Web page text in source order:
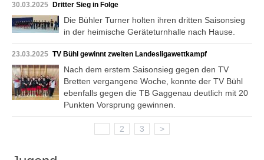
30.03.2025 Dritter Sieg in Folge
Die Bühler Turner holten ihren dritten Saisonsieg
in der heimische Geräteturnhalle nach Hause.
23.03.2025 TV Bühl gewinnt zweiten Landesligawettkampf
Nach dem erstem Saisonsieg gegen den TV
Bretten vergangene Woche, konnte der TV Bühl
ebenfalls gegen die TB Gaggenau deutlich mit 20
Punkten Vorsprung gewinnen.
2 3 >